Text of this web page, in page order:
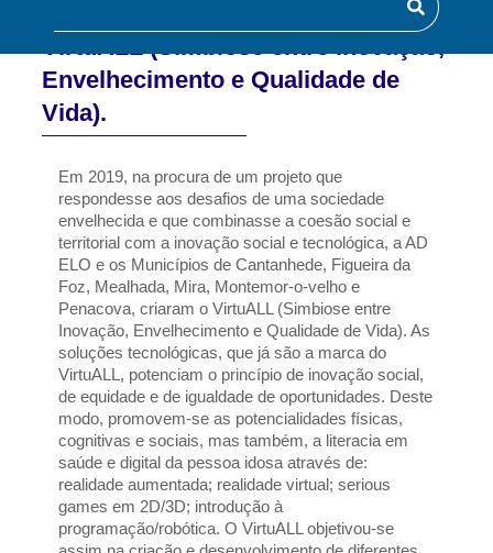
VirtuALL (Simbiose entre Inovação,
Envelhecimento e Qualidade de
Vida).
Em 2019, na procura de um projeto que
respondesse aos desafios de uma sociedade
envelhecida e que combinasse a coesão social e
territorial com a inovação social e tecnológica, a AD
ELO e os Municípios de Cantanhede, Figueira da
Foz, Mealhada, Mira, Montemor-o-velho e
Penacova, criaram o VirtuALL (Simbiose entre
Inovação, Envelhecimento e Qualidade de Vida). As
soluções tecnológicas, que já são a marca do
VirtuALL, potenciam o princípio de inovação social,
de equidade e de igualdade de oportunidades. Deste
modo, promovem-se as potencialidades físicas,
cognitivas e sociais, mas também, a literacia em
saúde e digital da pessoa idosa através de:
realidade aumentada; realidade virtual; serious
games em 2D/3D; introdução à
programação/robótica. O VirtuALL objetivou-se